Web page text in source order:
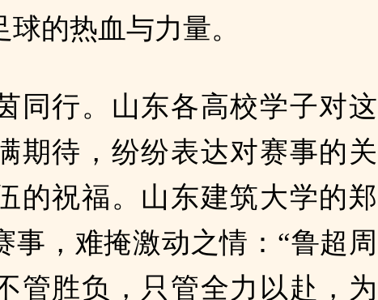
的热血与力量。
同行。山东各高校学子对这
期待，纷纷表达对赛事的关
的祝福。山东建筑大学的郑
事，难掩激动之情：“鲁超周
管胜负，只管全力以赴，为